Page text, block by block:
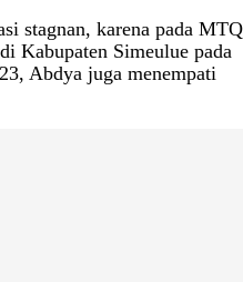
stagnan, karena pada MTQ
Kabupaten Simeulue pada
Abdya juga menempati